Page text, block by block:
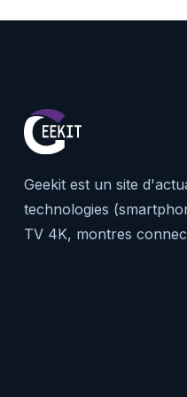
Geekit est un site
technologies
TV 4K, montres